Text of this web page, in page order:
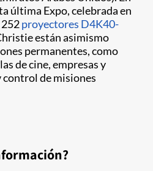
última Expo, celebrada en
proyectores D4K40-
están asimismo
permanentes, como
de cine, empresas y
de misiones